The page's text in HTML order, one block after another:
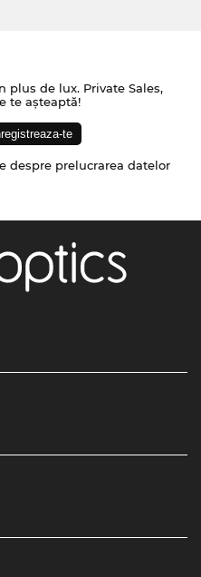
plus de lux. Private Sales,
te așteaptă!
despre prelucrarea datelor